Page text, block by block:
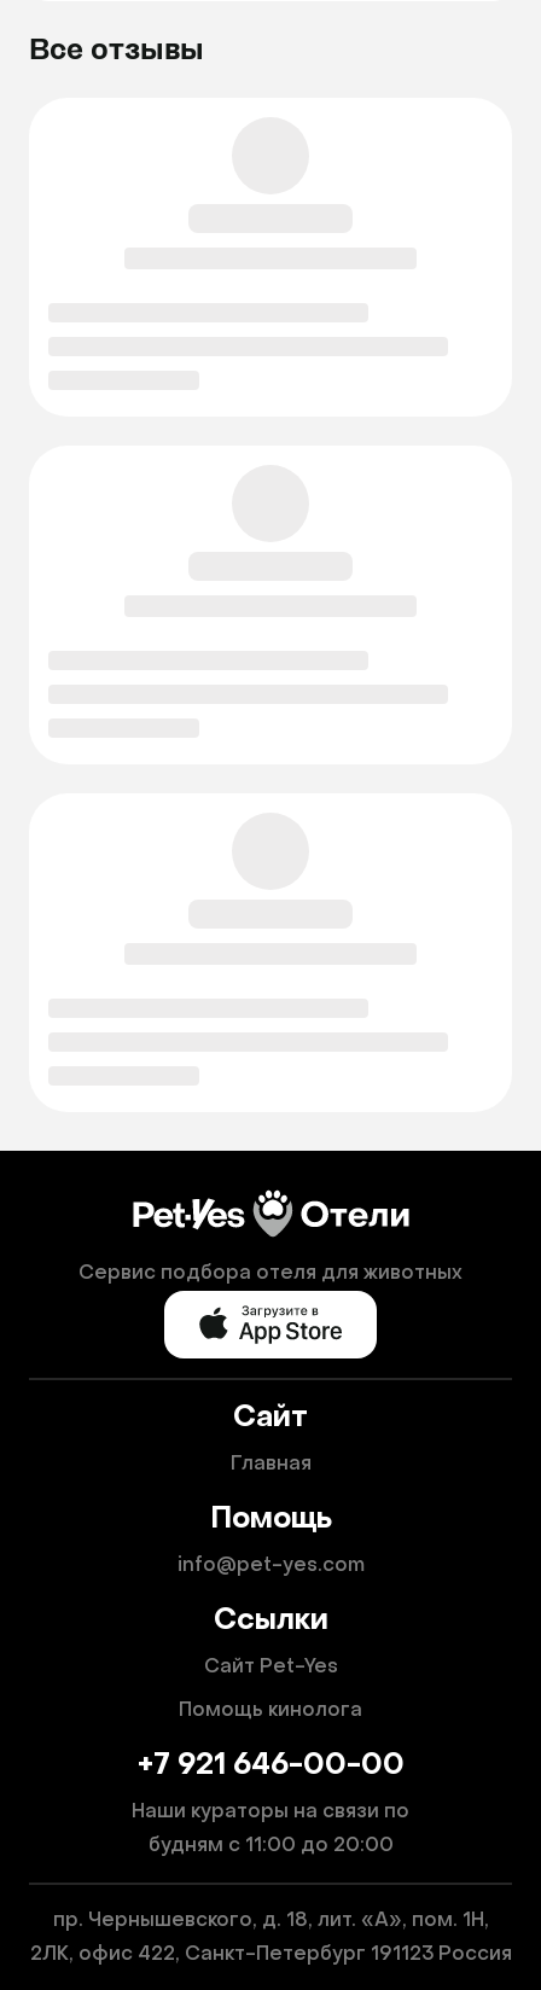
Все отзывы
Сервис подбора отеля для животных
Сайт
Главная
Помощь
info@pet-yes.com
Ссылки
Сайт Pet-Yes
Помощь кинолога
+7 921 646-00-00
Наши кураторы на связи по
будням с 11:00 до 20:00
пр. Чернышевского, д. 18, лит. «А», пом. 1Н,
2ЛК, офис 422, Санкт-Петербург 191123 Россия